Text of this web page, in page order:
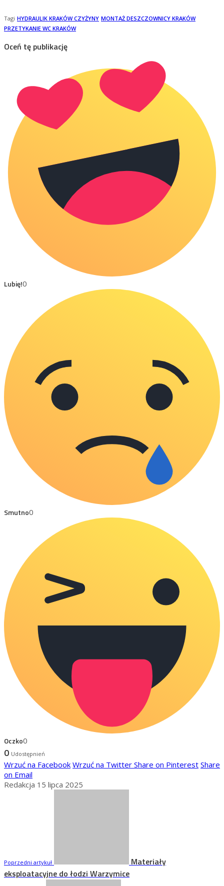
Tagi HYDRAULIK KRAKÓW CZYŻYNY MONTAŻ DESZCZOWNICY KRAKÓW
PRZETYKANIE WC KRAKÓW
Oceń tę publikację
Lubię!0
Smutno0
Oczko0
0 Udostępnień
Wrzuć na Facebook Wrzuć na Twitter Share on Pinterest Share
on Email
Redakcja 15 lipca 2025
Poprzedni artykuł
Materiały
eksploatacyjne do łodzi Warzymice